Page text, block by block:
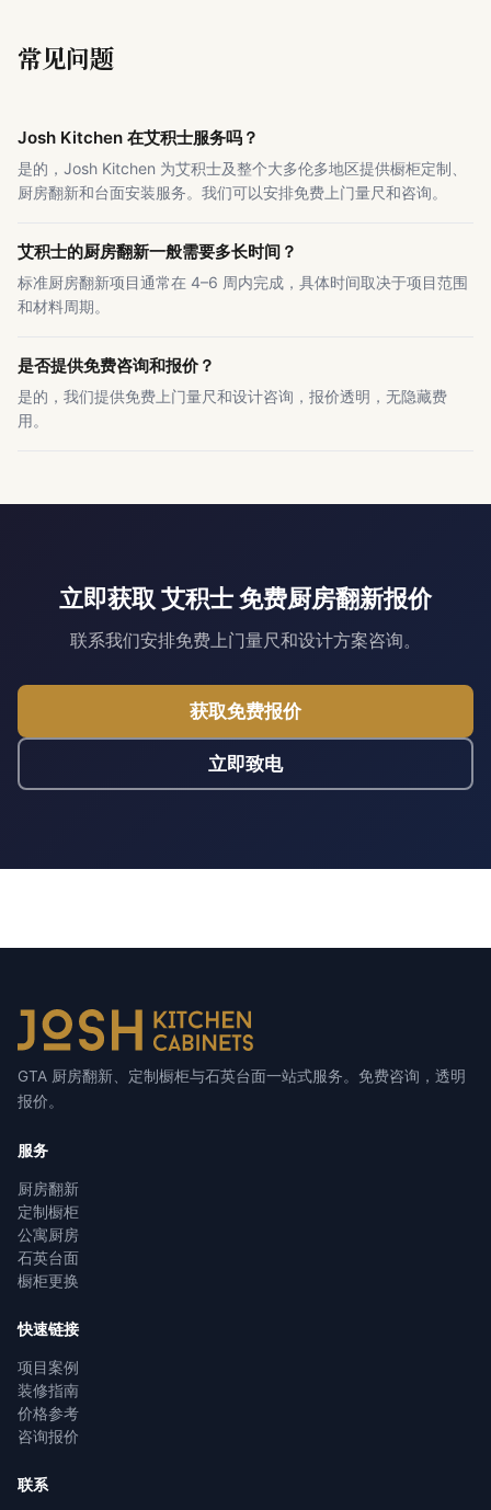
常见问题
Josh Kitchen 在艾积士服务吗？
是的，Josh Kitchen 为艾积士及整个大多伦多地区提供橱柜定制、
厨房翻新和台面安装服务。我们可以安排免费上门量尺和咨询。
艾积士的厨房翻新一般需要多长时间？
标准厨房翻新项目通常在 4–6 周内完成，具体时间取决于项目范围
和材料周期。
是否提供免费咨询和报价？
是的，我们提供免费上门量尺和设计咨询，报价透明，无隐藏费
用。
立即获取 艾积士 免费厨房翻新报价
联系我们安排免费上门量尺和设计方案咨询。
获取免费报价
立即致电
GTA 厨房翻新、定制橱柜与石英台面一站式服务。免费咨询，透明
报价。
服务
厨房翻新
定制橱柜
公寓厨房
石英台面
橱柜更换
快速链接
项目案例
装修指南
价格参考
咨询报价
联系